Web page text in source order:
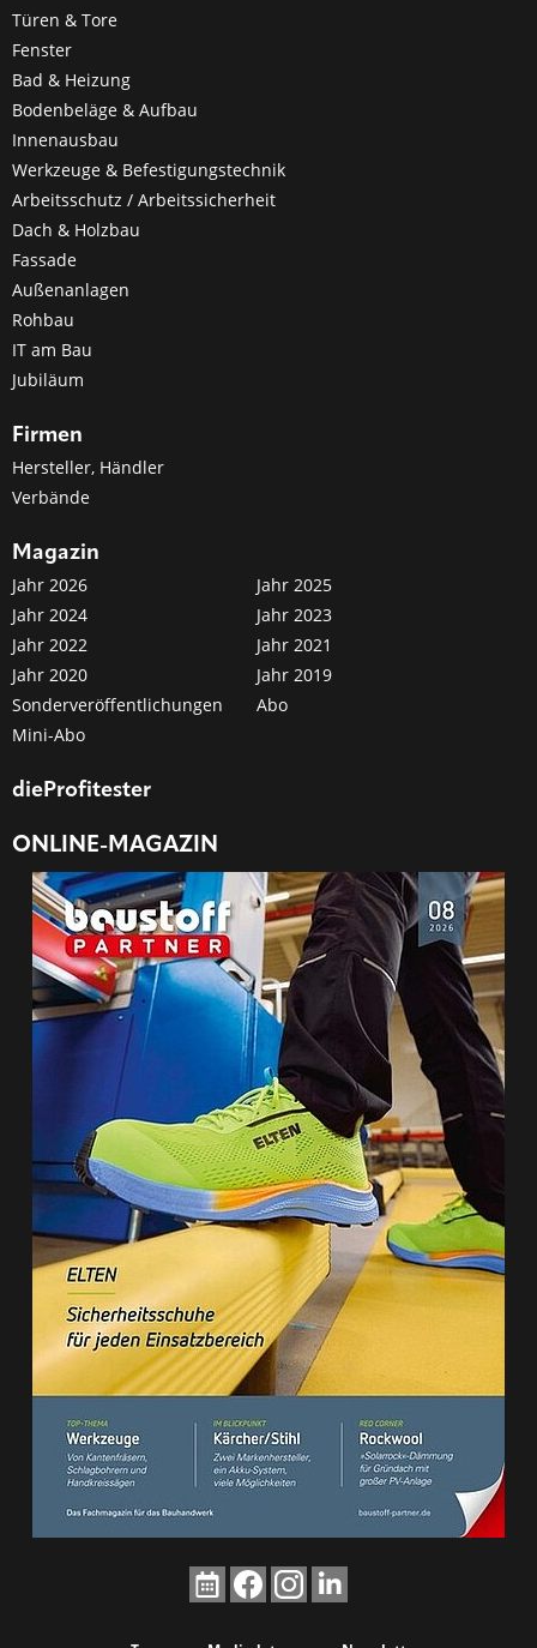
Türen & Tore
Fenster
Bad & Heizung
Bodenbeläge & Aufbau
Innenausbau
Werkzeuge & Befestigungstechnik
Arbeitsschutz / Arbeitssicherheit
Dach & Holzbau
Fassade
Außenanlagen
Rohbau
IT am Bau
Jubiläum
Firmen
Hersteller, Händler
Verbände
Magazin
Jahr 2026
Jahr 2025
Jahr 2024
Jahr 2023
Jahr 2022
Jahr 2021
Jahr 2020
Jahr 2019
Sonderveröffentlichungen
Abo
Mini-Abo
dieProfitester
ONLINE-MAGAZIN